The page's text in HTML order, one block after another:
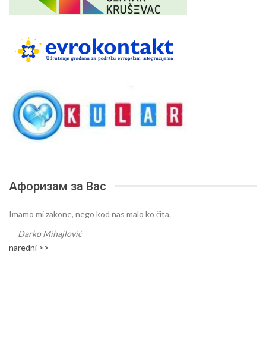
Афоризам за Вас
Imamo mi zakone, nego kod nas malo ko čita.
— Darko Mihajlović
naredni >>